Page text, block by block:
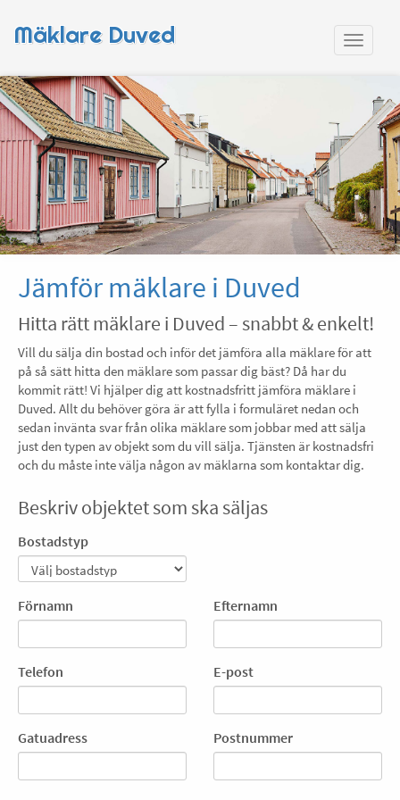
Mäklare Duved
Jämför mäklare i Duved
Hitta rätt mäklare i Duved – snabbt & enkelt!
Vill du sälja din bostad och inför det jämföra alla mäklare för att
på så sätt hitta den mäklare som passar dig bäst? Då har du
kommit rätt! Vi hjälper dig att kostnadsfritt jämföra mäklare i
Duved. Allt du behöver göra är att fylla i formuläret nedan och
sedan invänta svar från olika mäklare som jobbar med att sälja
just den typen av objekt som du vill sälja. Tjänsten är kostnadsfri
och du måste inte välja någon av mäklarna som kontaktar dig.
Beskriv objektet som ska säljas
Bostadstyp
Förnamn Efternamn
Telefon E-post
Gatuadress Postnummer